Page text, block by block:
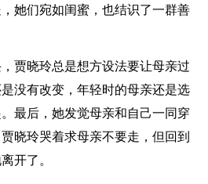
她们宛如闺蜜，也结识了一群善
贾晓玲总是想方设法要让母亲过
没有改变，年轻时的母亲还是选
最后，她发觉母亲和自己一同穿
晓玲哭着求母亲不要走，但回到
开了。